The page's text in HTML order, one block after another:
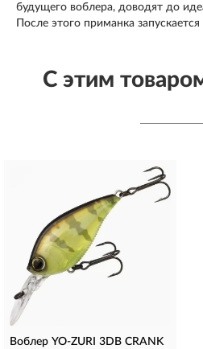
будущего воблера, доводят до
После этого приманка
С этим
Воблер YO-ZURI 3DB CRANK